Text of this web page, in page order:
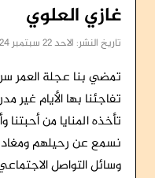
غازي العلوي
تاريخ النشر: الاحد 22 سبتمبر 2024 - الساعة 15:20:26
تمضي بنا عجلة العمر
تفاجئنا بها الأيام غير
تأخذه المنايا من أحبتنا
نسمع عن رحيلهم
وسائل التواصل